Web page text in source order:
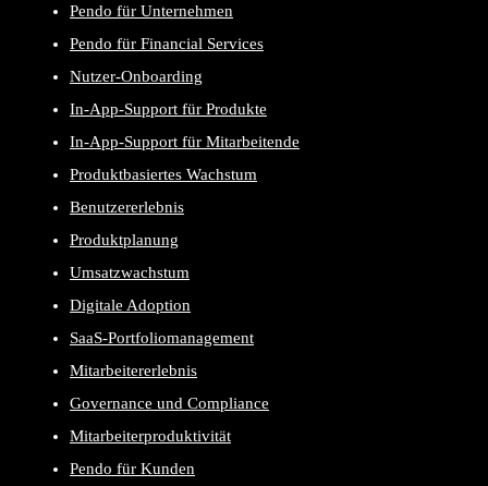
Pendo für Unternehmen
Pendo für Financial Services
Nutzer-Onboarding
In-App-Support für Produkte
In-App-Support für Mitarbeitende
Produktbasiertes Wachstum
Benutzererlebnis
Produktplanung
Umsatzwachstum
Digitale Adoption
SaaS-Portfoliomanagement
Mitarbeitererlebnis
Governance und Compliance
Mitarbeiterproduktivität
Pendo für Kunden